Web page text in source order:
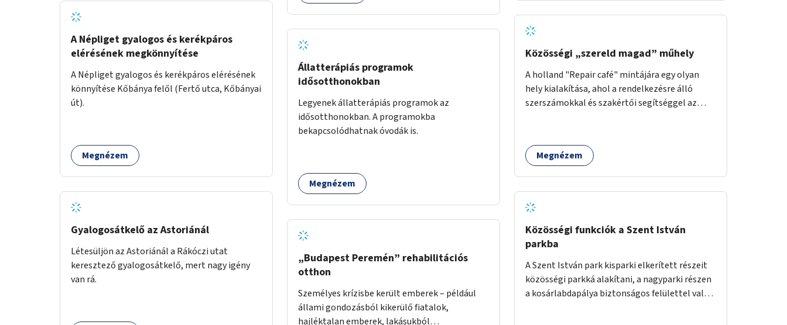
A Népliget gyalogos és kerékpáros
elérésének megkönnyítése
A Népliget gyalogos és kerékpáros elérésének
könnyítése Kőbánya felől (Fertő utca, Kőbányai
út).
Megnézem
Gyalogosátkelő az Astoriánál
Létesüljön az Astoriánál a Rákóczi utat
keresztező gyalogosátkelő, mert nagy igény
van rá.
Állatterápiás programok
idősotthonokban
Legyenek állatterápiás programok az
idősotthonokban. A programokba
bekapcsolódhatnak óvodák is.
Megnézem
„Budapest Peremén” rehabilitációs
otthon
Személyes krízisbe került emberek – például
állami gondozásból kikerülő fiatalok,
hajléktalan emberek, lakásukból
Közösségi „szereld magad” műhely
A holland "Repair café" mintájára egy olyan
hely kialakítása, ahol a rendelkezésre álló
szerszámokkal és szakértői segítséggel az
arra, hogy a közösség tagjai is segítsenek
egymásnak, megosszák tudásukat.
Megnézem
Közösségi funkciók a Szent István
parkba
A Szent István park kisparki elkerített részeit
közösségi parkká alakítani, a nagyparki részen
a kosárlabdapálya biztonságos felülettel való